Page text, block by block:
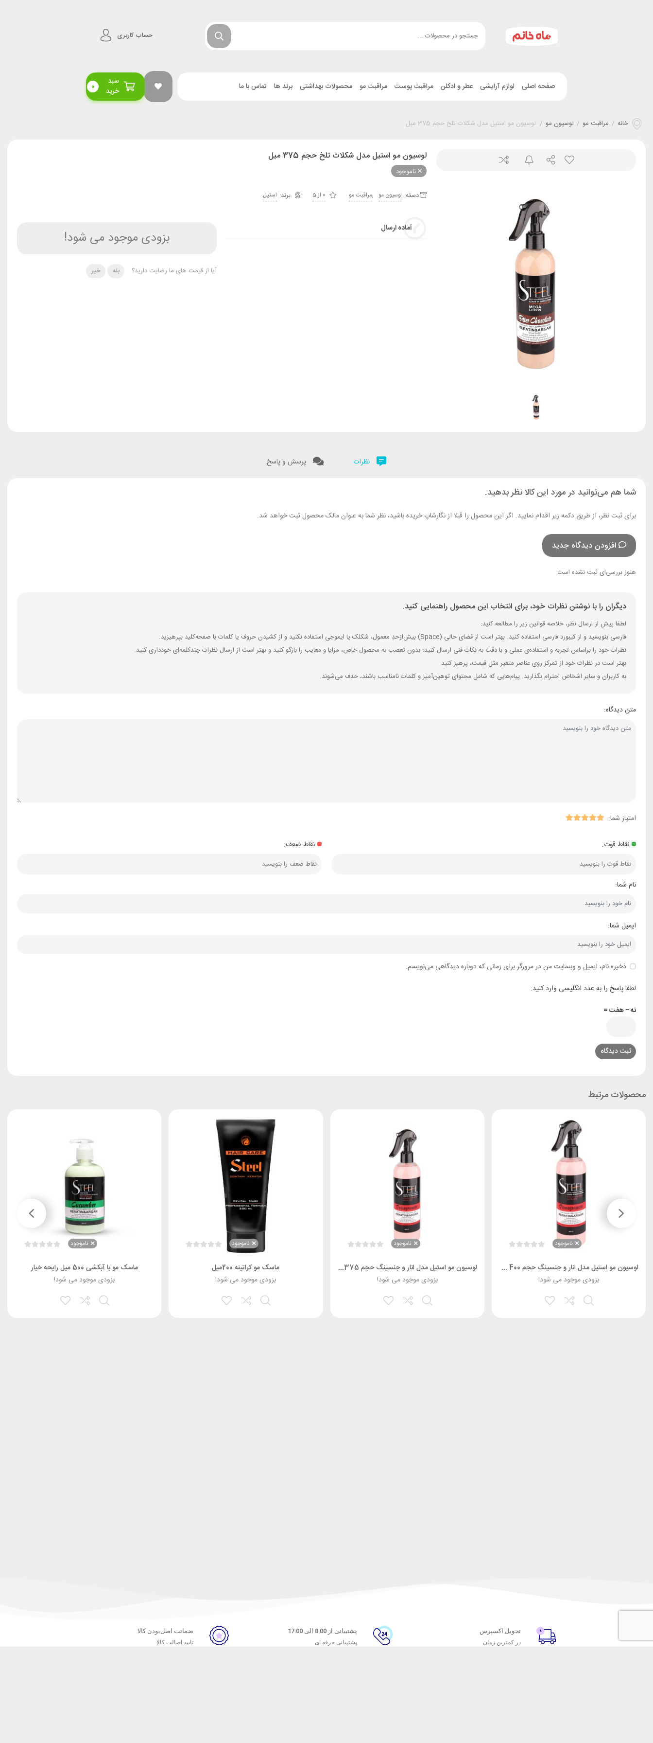
حساب کاربری
صفحه اصلی لوازم آرایشی عطر و ادکلن مراقبت پوست مراقبت مو محصولات بهداشتی برند ها تماس با ما
سبد
خرید
0
خانه / مراقبت مو / لوسیون مو / لوسیون مو استیل مدل شکلات تلخ حجم 375 میل
لوسیون مو استیل مدل شکلات تلخ حجم 375 میل
ناموجود
دسته: لوسیون مو ,مراقبت مو 0 از 5 استیل
آماده ارسال
بزودی موجود می شود!
آیا از قیمت های ما رضایت دارید؟ بله خیر
نظرات پرسش و پاسخ
شما هم می‌توانید در مورد این کالا نظر بدهید.
برای ثبت نظر، از طریق دکمه زیر اقدام نمایید. اگر این محصول را قبلا از نگارشاپ خریده باشید، نظر شما به عنوان مالک محصول ثبت خواهد شد.
افزودن دیدگاه جدید
هنوز بررسی‌ای ثبت نشده است.
دیگران را با نوشتن نظرات خود، برای انتخاب این محصول راهنمایی کنید.
لطفا پیش از ارسال نظر، خلاصه قوانین زیر را مطالعه کنید:
فارسی بنویسید و از کیبورد فارسی استفاده کنید. بهتر است از فضای خالی (Space) بیش‌از‌حدِ معمول، شکلک یا ایموجی استفاده نکنید و از کشیدن حروف یا کلمات با صفحه‌کلید بپرهیزید.
نظرات خود را براساس تجربه و استفاده‌ی عملی و با دقت به نکات فنی ارسال کنید؛ بدون تعصب به محصول خاص، مزایا و معایب را بازگو کنید و بهتر است از ارسال نظرات چندکلمه‌‌ای خودداری کنید.
بهتر است در نظرات خود از تمرکز روی عناصر متغیر مثل قیمت، پرهیز کنید.
به کاربران و سایر اشخاص احترام بگذارید. پیام‌هایی که شامل محتوای توهین‌آمیز و کلمات نامناسب باشند، حذف می‌شوند.
متن دیدگاه:
امتیاز شما:
نقاط قوت: نقاط ضعف:
نام شما:
ایمیل شما:
ذخیره نام، ایمیل و وبسایت من در مرورگر برای زمانی که دوباره دیدگاهی می‌نویسم.
لطفا پاسخ را به عدد انگلیسی وارد کنید:
نه − هفت =
محصولات مرتبط
ناموجود
لوسیون مو استیل مدل انار و جنسینگ حجم 400 میل
بزودی موجود می شود!
ناموجود
لوسیون مو استیل مدل انار و جنسینگ حجم 375 میل
بزودی موجود می شود!
ناموجود
ماسک مو کراتینه 200میل
بزودی موجود می شود!
ناموجود
ماسک مو با آبکشی 500 میل رایحه خیار
بزودی موجود می شود!
تحویل اکسپرس
در کمترین زمان
پشتیبانی از 8:00 الی 17:00
پشتیبانی حرفه ای
ضمانت اصل‌بودن کالا
تایید اصالت کالا